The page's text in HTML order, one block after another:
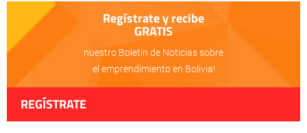
Regístrate y recibe
GRATIS
nuestro Boletín de Noticias sobre
el emprendimiento en Bolivia!
REGÍSTRATE